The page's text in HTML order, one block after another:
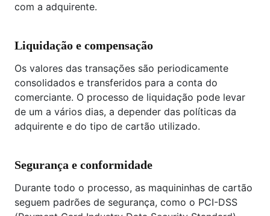
com a adquirente.
Liquidação e compensação
Os valores das transações são periodicamente
consolidados e transferidos para a conta do
comerciante. O processo de liquidação pode levar
de um a vários dias, a depender das políticas da
adquirente e do tipo de cartão utilizado.
Segurança e conformidade
Durante todo o processo, as maquininhas de cartão
seguem padrões de segurança, como o PCI-DSS